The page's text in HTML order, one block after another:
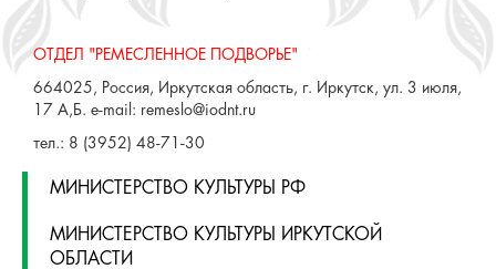
Напишите — решим!
Написать
ГБУК "ИРКУТСКИЙ ОБЛАСТНОЙ ДОМ НАРОДНОГО
ТВОРЧЕСТВА"